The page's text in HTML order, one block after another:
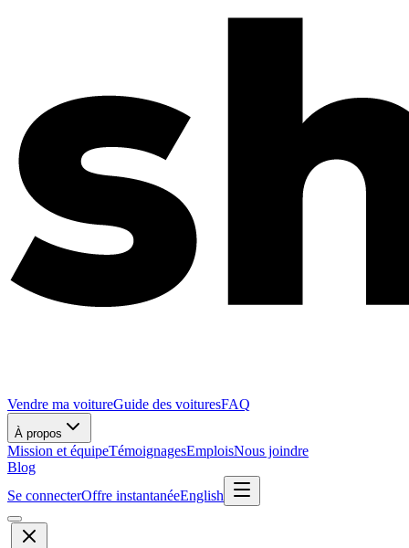
Vendre ma voitureGuide des voituresFAQ
À propos
Mission et équipeTémoignagesEmploisNous joindre
Blog
Se connecterOffre instantanéeEnglish